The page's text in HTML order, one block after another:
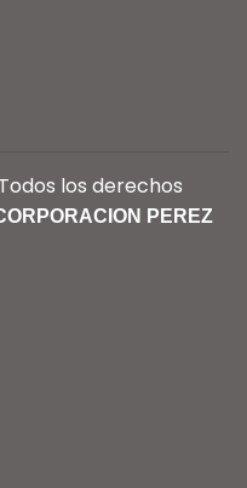
los derechos
PEREZ